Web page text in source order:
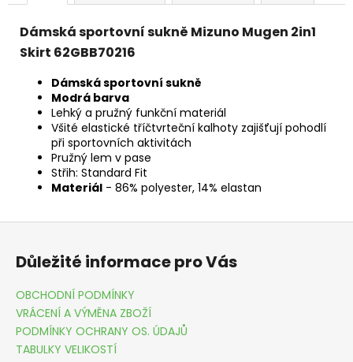
Dámská sportovní sukně Mizuno Mugen 2in1
Skirt 62GBB70216
Dámská sportovní sukně
Modrá barva
Lehký a pružný funkční materiál
Všité elastické tříčtvrteční kalhoty zajišťují pohodlí
při sportovních aktivitách
Pružný lem v pase
Střih: Standard Fit
Materiál - 86% polyester, 14% elastan
Důležité informace pro Vás
OBCHODNÍ PODMÍNKY
VRÁCENÍ A VÝMĚNA ZBOŽÍ
PODMÍNKY OCHRANY OS. ÚDAJŮ
TABULKY VELIKOSTÍ